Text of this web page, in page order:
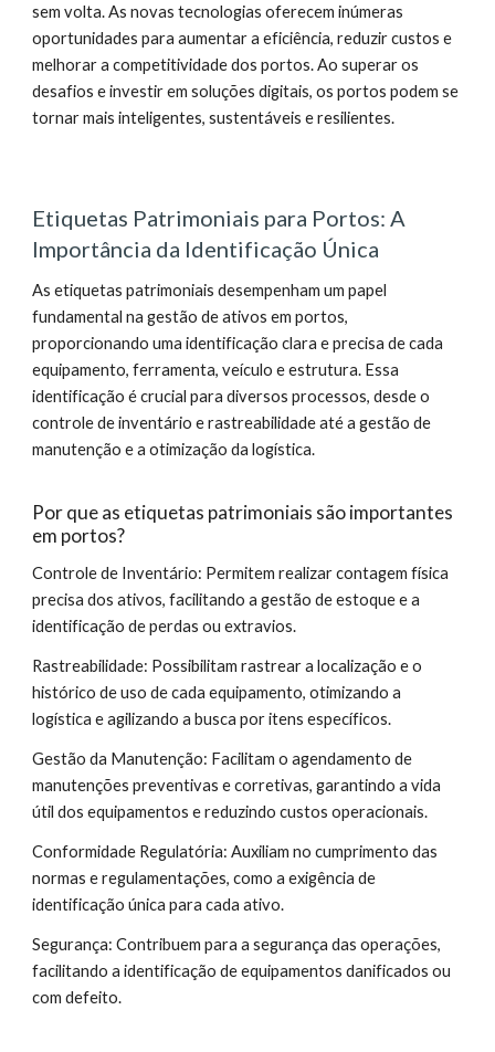
sem volta. As novas tecnologias oferecem inúmeras
oportunidades para aumentar a eficiência, reduzir custos e
melhorar a competitividade dos portos. Ao superar os
desafios e investir em soluções digitais, os portos podem se
tornar mais inteligentes, sustentáveis e resilientes.
Etiquetas Patrimoniais para Portos: A
Importância da Identificação Única
As etiquetas patrimoniais desempenham um papel
fundamental na gestão de ativos em portos,
proporcionando uma identificação clara e precisa de cada
equipamento, ferramenta, veículo e estrutura. Essa
identificação é crucial para diversos processos, desde o
controle de inventário e rastreabilidade até a gestão de
manutenção e a otimização da logística.
Por que as etiquetas patrimoniais são importantes
em portos?
Controle de Inventário: Permitem realizar contagem física
precisa dos ativos, facilitando a gestão de estoque e a
identificação de perdas ou extravios.
Rastreabilidade: Possibilitam rastrear a localização e o
histórico de uso de cada equipamento, otimizando a
logística e agilizando a busca por itens específicos.
Gestão da Manutenção: Facilitam o agendamento de
manutenções preventivas e corretivas, garantindo a vida
útil dos equipamentos e reduzindo custos operacionais.
Conformidade Regulatória: Auxiliam no cumprimento das
normas e regulamentações, como a exigência de
identificação única para cada ativo.
Segurança: Contribuem para a segurança das operações,
facilitando a identificação de equipamentos danificados ou
com defeito.